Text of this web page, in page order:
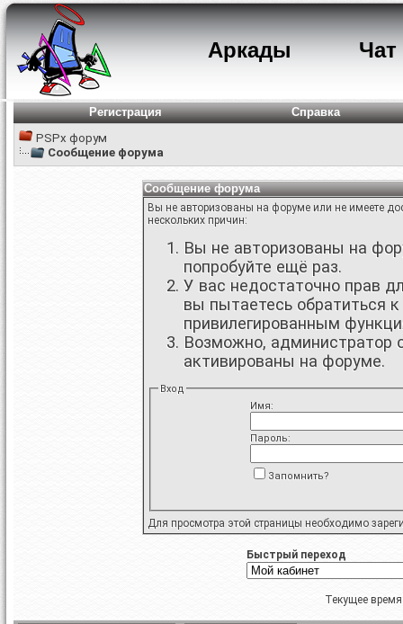
Аркады Чат
Регистрация
Справка
PSPx форум
Сообщение форума
Сообщение форума
Вы не авторизованы на форуме или не имеете
нескольких причин:
Вы не авторизованы на
попробуйте ещё раз.
У вас недостаточно прав
вы пытаетесь обратиться
привилегированным
Возможно, администратор
активированы на форуме.
Вход
Имя:
Пароль:
Запомнить?
Для просмотра этой страницы необходимо
Быстрый переход
Текущее